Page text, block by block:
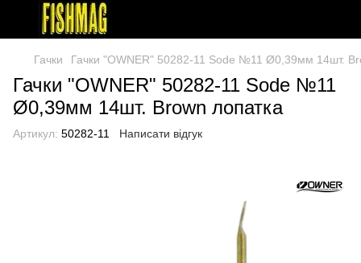
Гачки Гачки "OWNER" 50282-11 Sode №11 Ø0,39мм 14шт.
Гачки "OWNER" 50282-11 Sode №11
Ø0,39мм 14шт. Brown лопатка
Артикул: 50282-11 Написати відгук